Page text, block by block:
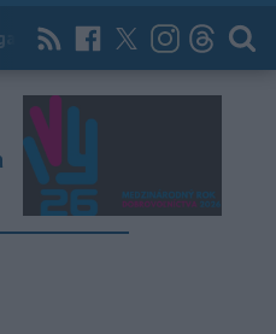
News Now Archív